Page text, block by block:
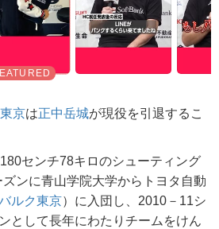
京は正中岳城が現役を引退するこ
センチ78キロのシューティング
ンに青山学院大学からトヨタ自動
ルク東京）に入団し、2010－11シ
として長年にわたりチームをけん